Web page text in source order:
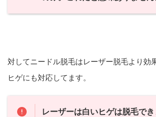
対してニードル脱毛はレーザー脱毛より効
ヒゲにも対応してます。
レーザーは白いヒゲは脱毛でき